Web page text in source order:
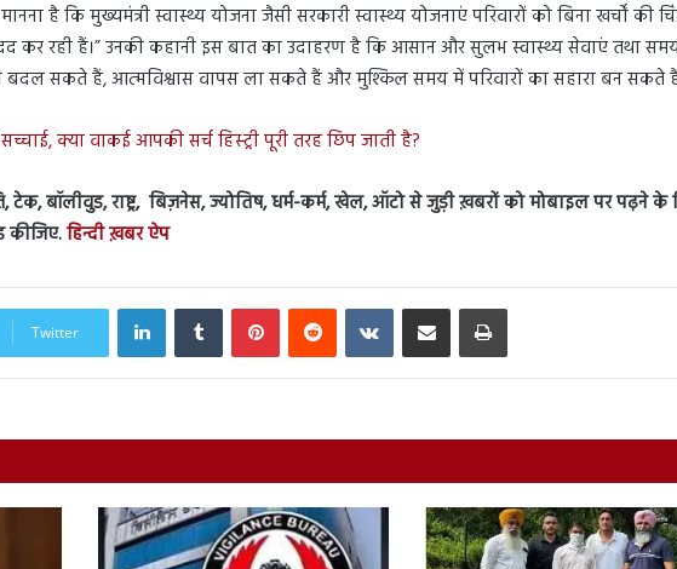
है कि मुख्यमंत्री स्वास्थ्य योजना जैसी सरकारी स्वास्थ्य योजनाएं परिवारों को बिना खर्चों की
कर रही हैं।” उनकी कहानी इस बात का उदाहरण है कि आसान और सुलभ स्वास्थ्य सेवाएं तथा
बदल सकते हैं, आत्मविश्वास वापस ला सकते हैं और मुश्किल समय में परिवारों का सहारा बन सकते
क्या वाकई आपकी सर्च हिस्ट्री पूरी तरह छिप जाती है?
टेक, बॉलीवुड, राष्ट्र, बिज़नेस, ज्योतिष, धर्म-कर्म, खेल, ऑटो से जुड़ी ख़बरों को मोबाइल पर पढ़ने के
कीजिए.हिन्दी ख़बर ऐप
Twitter
LinkedInTumblr PinterestReddit VKontakteShare via Email Print